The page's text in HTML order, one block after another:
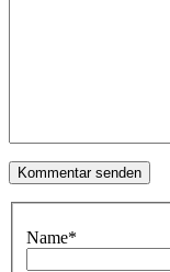
Name*